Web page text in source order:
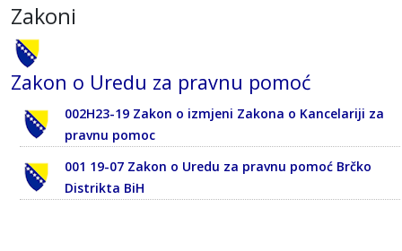
Zakoni
Zakon o Uredu za pravnu pomoć
002H23-19 Zakon o izmjeni Zakona o Kancelariji za
pravnu pomoc
001 19-07 Zakon o Uredu za pravnu pomoć Brčko
Distrikta BiH